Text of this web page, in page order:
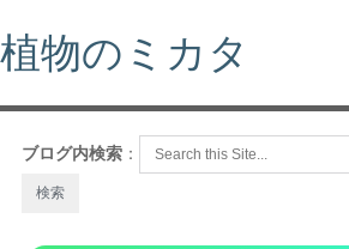
植物のミカタ
ブログ内検索 ：